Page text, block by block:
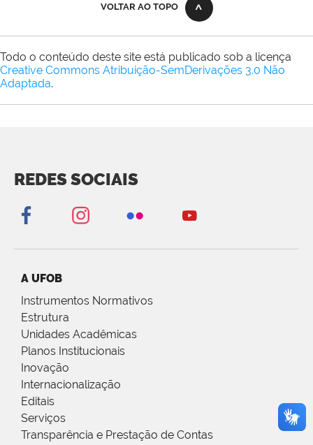
VOLTAR AO TOPO
Todo o conteúdo deste site está publicado sob a licença
Creative Commons Atribuição-SemDerivações 3.0 Não
Adaptada.
REDES SOCIAIS
A UFOB
Instrumentos Normativos
Estrutura
Unidades Acadêmicas
Planos Institucionais
Inovação
Internacionalização
Editais
Serviços
Transparência e Prestação de Contas